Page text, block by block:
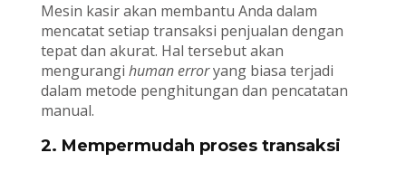
Mesin kasir akan membantu Anda dalam
mencatat setiap transaksi penjualan dengan
tepat dan akurat. Hal tersebut akan
mengurangi human erroryang biasa terjadi
dalam metode penghitungan dan pencatatan
manual.
2. Mempermudah proses transaksi